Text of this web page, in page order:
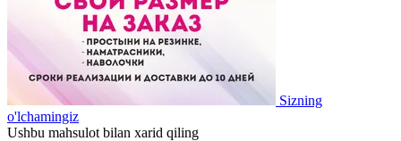
Sizning
o'lchamingiz
Ushbu mahsulot bilan xarid qiling